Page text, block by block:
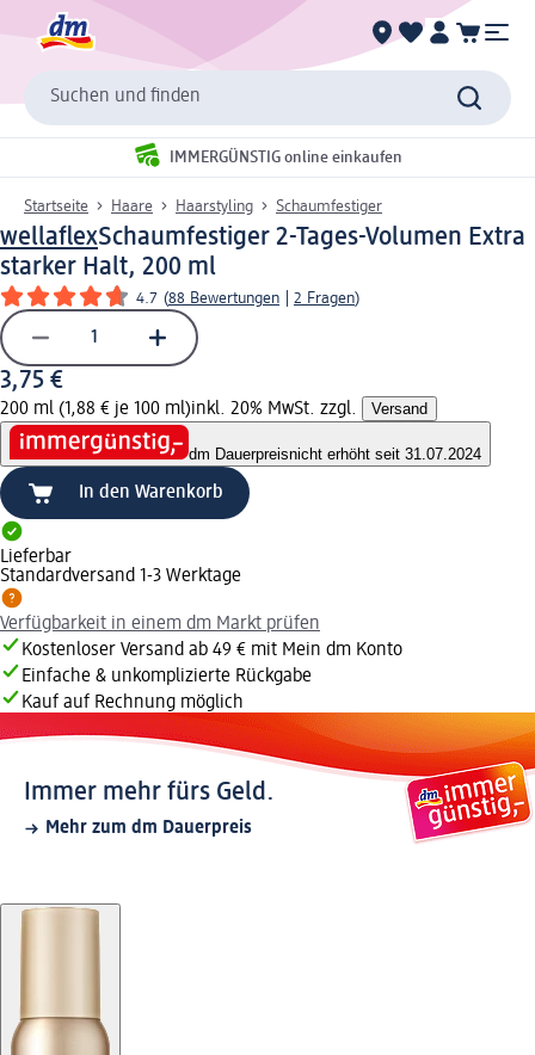
Suchen und finden
IMMERGÜNSTIG online einkaufen
Startseite Haare Haarstyling Schaumfestiger
wellaflexSchaumfestiger 2-Tages-Volumen Extra
starker Halt, 200 ml
4.7 (88 Bewertungen 2 Fragen)
3,75 €
200 ml (1,88 € je 100 ml)inkl. 20% MwSt. zzgl. Versand
dm Dauerpreisnicht erhöht seit 31.07.2024
In den Warenkorb
Lieferbar
Standardversand 1-3 Werktage
Verfügbarkeit in einem dm Markt prüfen
Kostenloser Versand ab 49 € mit Mein dm Konto
Einfache & unkomplizierte Rückgabe
Kauf auf Rechnung möglich
Immer mehr fürs Geld.
Mehr zum dm Dauerpreis